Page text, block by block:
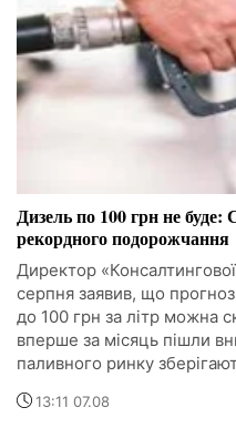
Дизель по 100 грн не буде:
рекордного подорожчання
Директор
серпня заявив, що
до 100 грн за літр можна
вперше за місяць пішли
паливного ринку
13:11 07.08